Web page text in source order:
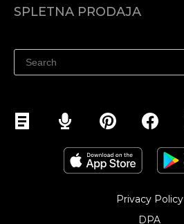
SPLETNA PRODAJA
Prodaja na Instagramu
Privacy Policy
DPA